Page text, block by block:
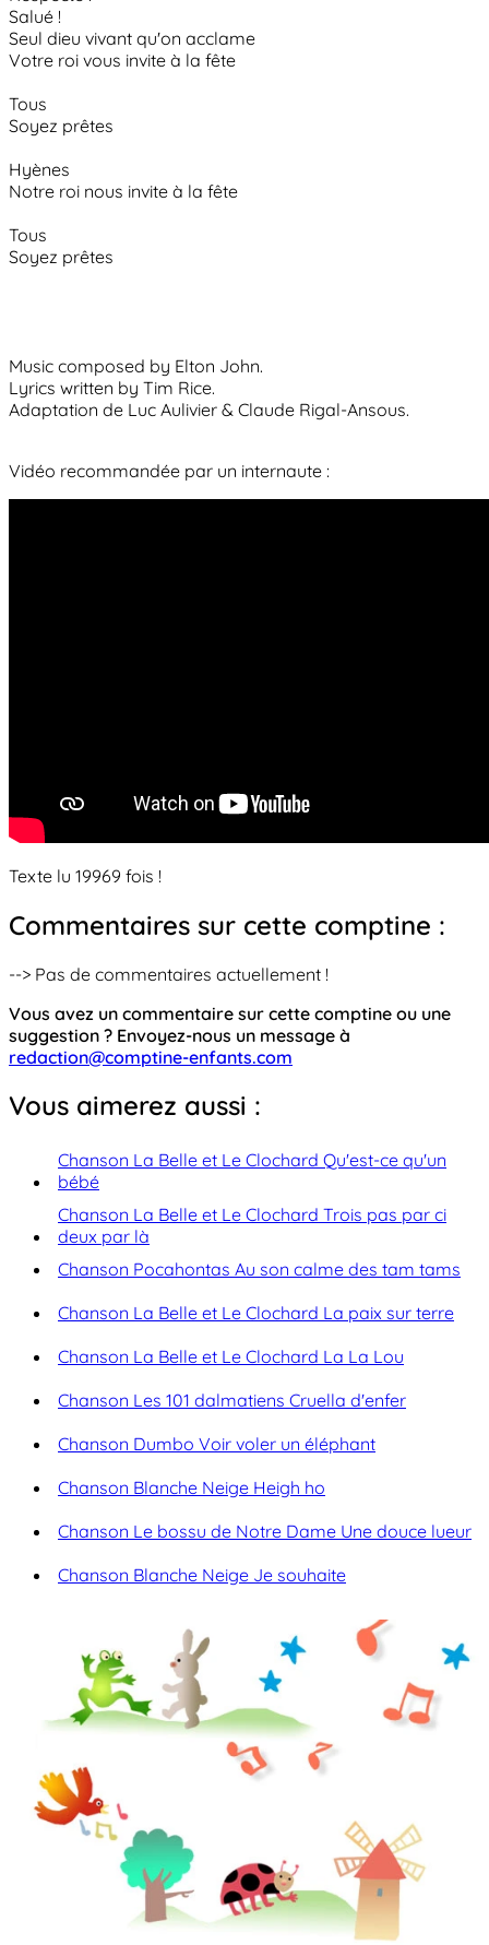
Salué !
Seul dieu vivant qu'on acclame
Votre roi vous invite à la fête
Tous
Soyez prêtes
Hyènes
Notre roi nous invite à la fête
Tous
Soyez prêtes
Music composed by Elton John.
Lyrics written by Tim Rice.
Adaptation de Luc Aulivier & Claude Rigal-Ansous.
Vidéo recommandée par un internaute :
Texte lu 19969 fois !
Commentaires sur cette comptine :
--> Pas de commentaires actuellement !
Vous avez un commentaire sur cette comptine ou une
suggestion ? Envoyez-nous un message à
redaction@comptine-enfants.com
Vous aimerez aussi :
Chanson La Belle et Le Clochard Qu'est-ce qu'un
bébé
Chanson La Belle et Le Clochard Trois pas par ci
deux par là
Chanson Pocahontas Au son calme des tam tams
Chanson La Belle et Le Clochard La paix sur terre
Chanson La Belle et Le Clochard La La Lou
Chanson Les 101 dalmatiens Cruella d'enfer
Chanson Dumbo Voir voler un éléphant
Chanson Blanche Neige Heigh ho
Chanson Le bossu de Notre Dame Une douce lueur
Chanson Blanche Neige Je souhaite